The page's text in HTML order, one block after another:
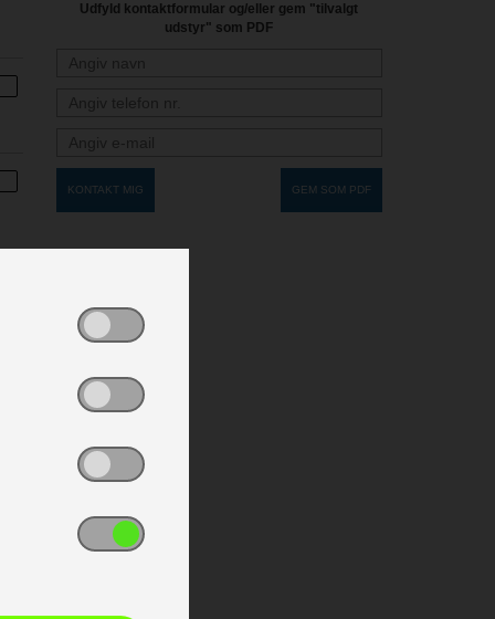
Udfyld kontaktformular og/eller gem "tilvalgt
udstyr" som PDF
KONTAKT MIG GEM SOM PDF